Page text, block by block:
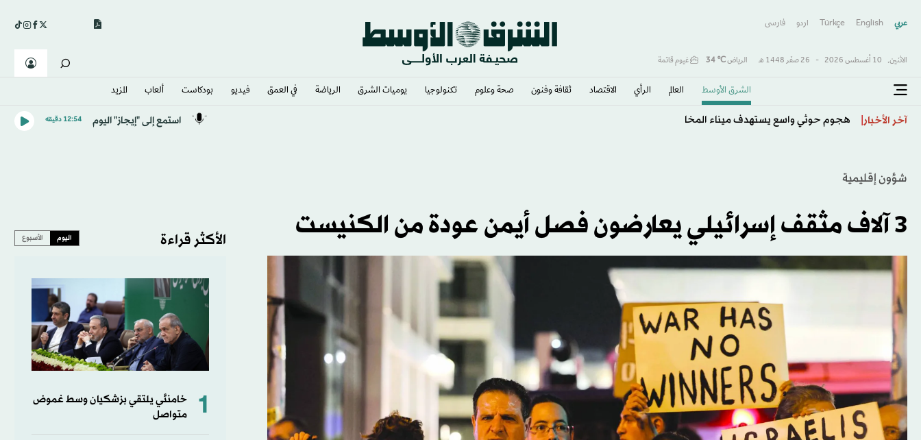
عربي English
Türkçe اردو فارسى
الاثنين, 10 أغسطس 2026 - 26 صفَر 1448 هـ الرياض℃
34 غيوم قاتمة
الشرق الأوسط​ العالم الرأي الاقتصاد ثقافة وفنون صحة وعلوم تكنولوجيا يوميات الشرق​ الرياضة في العمق فيديو بودكاست ألعاب المزيد
آخر الأخبار هجوم حوثي واسع يستهدف ميناء المخا استمع إلى "إيجاز" اليوم 12:54 دقيقه
شؤون إقليمية
3 آلاف مثقف إسرائيلي يعارضون فصل أيمن عودة من الكنيست الأكثر قراءة اليوم الأسبوع
1
خامنئي يلتقي بزشكيان وسط غموض
متواصل